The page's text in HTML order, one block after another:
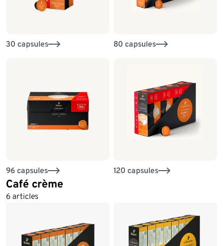
30 capsules 80 capsules
96 capsules 120 capsules
Café crème
6 articles